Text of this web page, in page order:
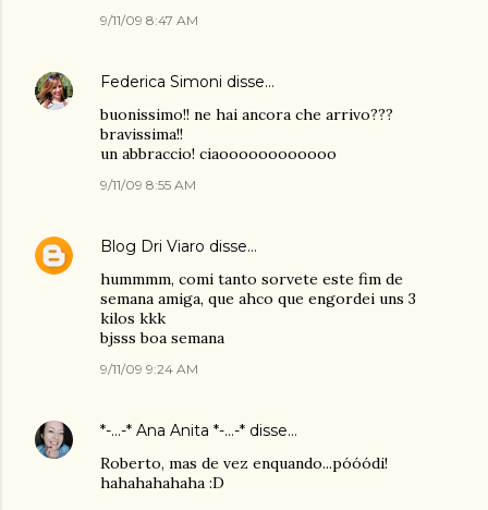
9/11/09 8:47 AM
Federica Simoni disse…
buonissimo!! ne hai ancora che arrivo???
bravissima!!
un abbraccio! ciaoooooooooooo
9/11/09 8:55 AM
Blog Dri Viaro disse…
hummmm, comi tanto sorvete este fim de
semana amiga, que ahco que engordei uns 3
kilos kkk
bjsss boa semana
9/11/09 9:24 AM
*-...-* Ana Anita *-...-* disse…
Roberto, mas de vez enquando...póóódi!
hahahahahaha :D